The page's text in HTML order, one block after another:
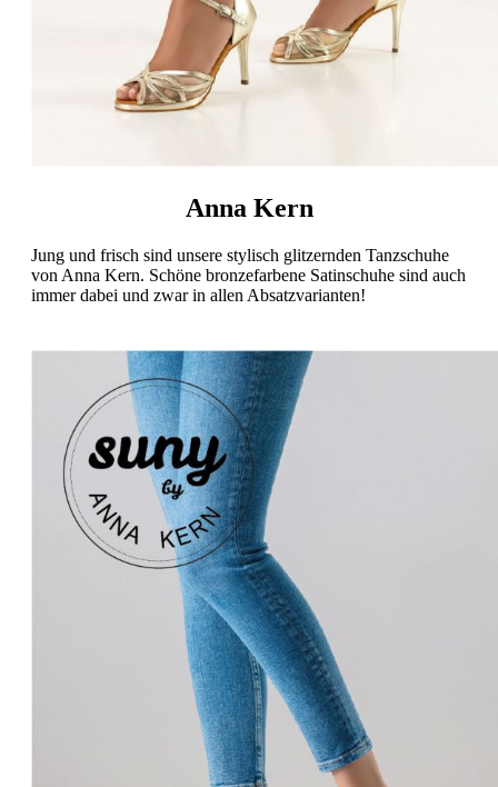
Anna Kern
Jung und frisch sind unsere stylisch glitzernden Tanzschuhe
von Anna Kern. Schöne bronzefarbene Satinschuhe sind auch
immer dabei und zwar in allen Absatzvarianten!